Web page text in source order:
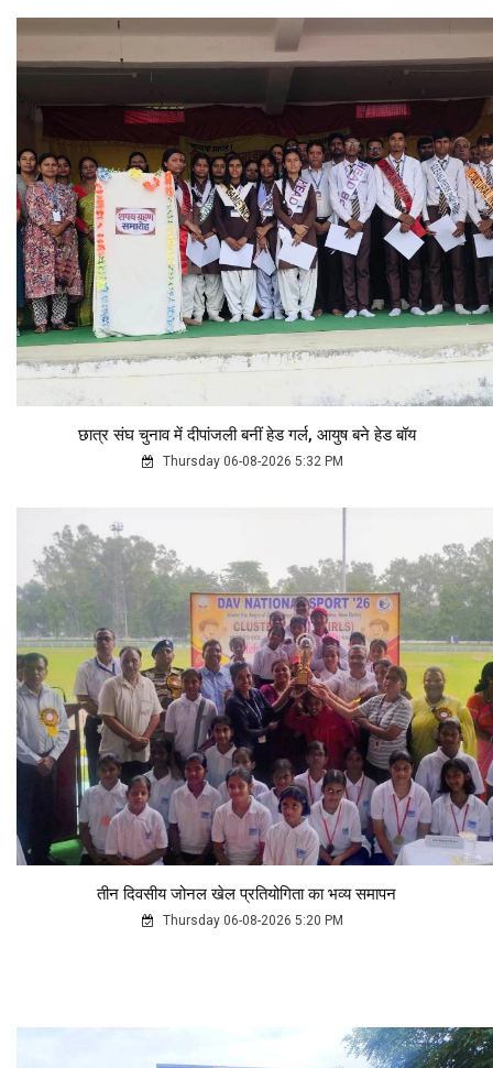
छात्र संघ चुनाव में दीपांजली बनीं हेड गर्ल, आयुष बने हेड बॉय
Thursday 06-08-2026 5:32 PM
तीन दिवसीय जोनल खेल प्रतियोगिता का भव्य समापन
Thursday 06-08-2026 5:20 PM